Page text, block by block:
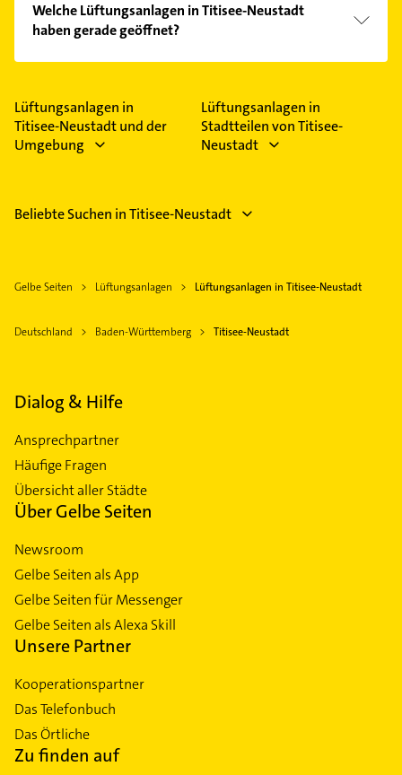
Kundenmeinungen und profitieren Sie von den
Empfehlungen. Die Suchergebnisse können Sie sich
einfach nachBewertungensortiert anzeigen lassen.
Welche Lüftungsanlagen in Titisee-Neustadt
haben gerade geöffnet?
Im Anbieter-Bereich finden Sie alleÖffnungszeiten.
Feiertagen abweichen können.
Lüftungsanlagen in
Titisee-Neustadt und der
Umgebung
Lüftungsanlagen in
Stadtteilen von Titisee-
Neustadt
Beliebte Suchen in Titisee-Neustadt
Gelbe Seiten Lüftungsanlagen Lüftungsanlagen in Titisee-Neustadt
Deutschland Baden-Württemberg Titisee-Neustadt
Dialog & Hilfe
Ansprechpartner
Häufige Fragen
Übersicht aller Städte
Über Gelbe Seiten
Newsroom
Gelbe Seiten als App
Gelbe Seiten für Messenger
Gelbe Seiten als Alexa Skill
Unsere Partner
Kooperationspartner
Das Telefonbuch
Das Örtliche
Zu finden auf